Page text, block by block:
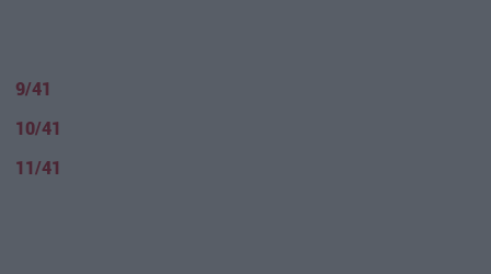
9/41
10/41
11/41